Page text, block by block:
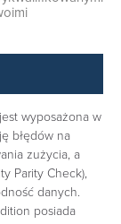
jest wyposażona w
błędów na
zużycia, a
Parity Check),
danych.
posiada